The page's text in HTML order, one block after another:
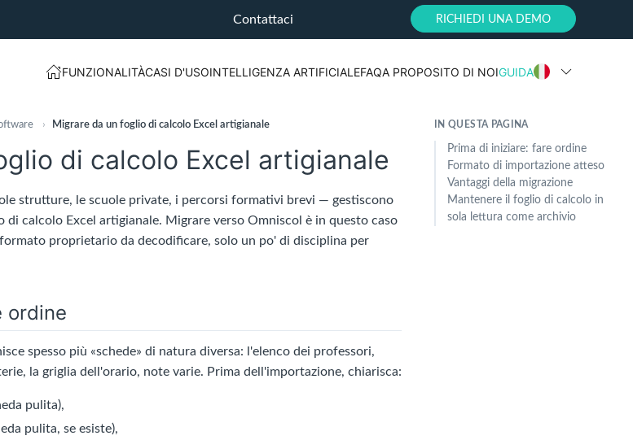
Contattaci RICHIEDI UNA DEMO
FUNZIONALITÀCASI D'USOINTELLIGENZA ARTIFICIALEFAQA PROPOSITO DI NOIGUIDA
› Migrare da un foglio di calcolo Excel artigianale
di calcolo Excel artigianale
strutture, le scuole private, i percorsi formativi brevi — gestiscono
calcolo Excel artigianale. Migrare verso Omniscol è in questo caso
proprietario da decodificare, solo un po' di disciplina per
ordine
spesso più «schede» di natura diversa: l'elenco dei professori,
la griglia dell'orario, note varie. Prima dell'importazione, chiarisca:
pulita),
pulita, se esiste),
IN QUESTA PAGINA
Prima di iniziare: fare ordine
Formato di importazione atteso
Vantaggi della migrazione
Mantenere il foglio di calcolo in
sola lettura come archivio